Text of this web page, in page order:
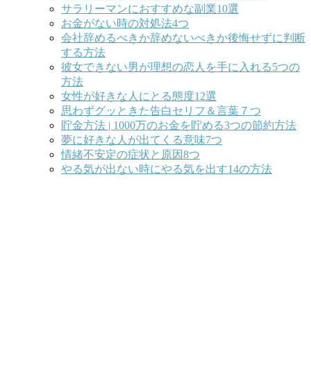
サラリーマンにおすすめな副業10選
お金がない時の対処法4つ
会社辞めるべきか辞めないべきか後悔せずに判断
する方法
彼女できない男が理想の恋人を手に入れる5つの
方法
女性が好きな人にとる態度12選
思わずグッときた告白セリフ＆言葉７つ
貯金方法 | 1000万のお金を貯める3つの節約方法
夢に好きな人が出てくる意味7つ
情緒不安定の症状と原因8つ
やる気が出ない時にやる気を出す14の方法